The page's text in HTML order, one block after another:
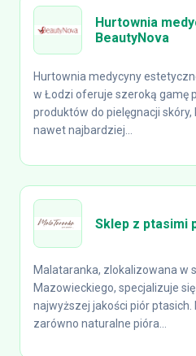
Hurtownia
BeautyNova
Hurtownia medycyny
w Łodzi oferuje szeroką gamę
produktów do pielęgnacji
nawet najbardziej...
Sklep z ptasimi
Malataranka, zlokalizowana w
Mazowieckiego, specjalizuje
najwyższej jakości piór
zarówno naturalne pióra...